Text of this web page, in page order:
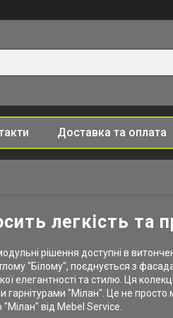
Доставка та оплата
легкість та
рішення доступні в
"Білому", поєднується з
елегантності та стилю. Ця
гарнітурами "Мілан". Це не
від Mebel Service.